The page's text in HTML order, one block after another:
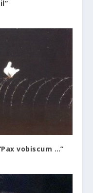
vobiscum …”